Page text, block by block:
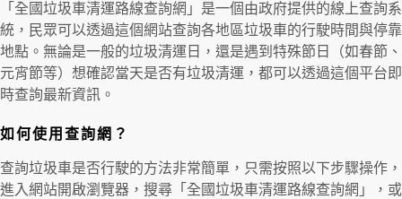
「全國垃圾車清運路線查詢網」是一個由政府提供的線上查詢系
統，民眾可以透過這個網站查詢各地區垃圾車的行駛時間與停靠
地點。無論是一般的垃圾清運日，還是遇到特殊節日（如春節、
元宵節等）想確認當天是否有垃圾清運，都可以透過這個平台即
時查詢最新資訊。
如何使用查詢網？
查詢垃圾車是否行駛的方法非常簡單，只需按照以下步驟操作，
進入網站開啟瀏覽器，搜尋「全國垃圾車清運路線查詢網」，或